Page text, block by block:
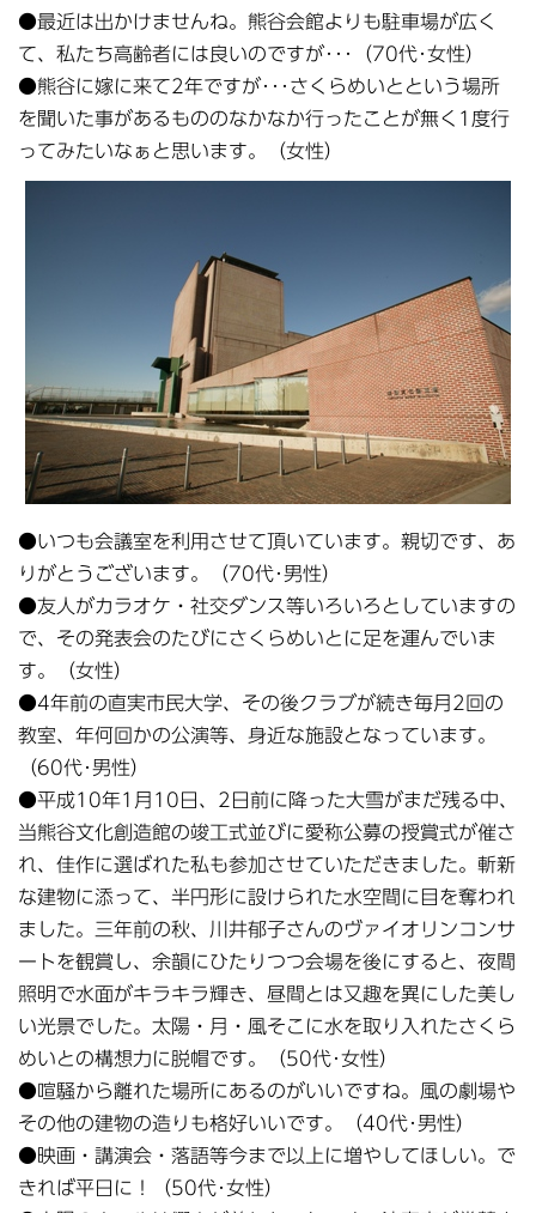
●最近は出かけませんね。熊谷会館よりも駐車場が広く
て、私たち高齢者には良いのですが･･･（70代･女性）
●熊谷に嫁に来て2年ですが･･･さくらめいとという場所
を聞いた事があるもののなかなか行ったことが無く1度行
ってみたいなぁと思います。（女性）
●いつも会議室を利用させて頂いています。親切です、あ
りがとうございます。（70代･男性）
●友人がカラオケ・社交ダンス等いろいろとしていますの
で、その発表会のたびにさくらめいとに足を運んでいま
す。（女性）
●4年前の直実市民大学、その後クラブが続き毎月2回の
教室、年何回かの公演等、身近な施設となっています。
（60代･男性）
●平成10年1月10日、2日前に降った大雪がまだ残る中、
当熊谷文化創造館の竣工式並びに愛称公募の授賞式が催さ
れ、佳作に選ばれた私も参加させていただきました。斬新
な建物に添って、半円形に設けられた水空間に目を奪われ
ました。三年前の秋、川井郁子さんのヴァイオリンコンサ
ートを観賞し、余韻にひたりつつ会場を後にすると、夜間
照明で水面がキラキラ輝き、昼間とは又趣を異にした美し
い光景でした。太陽・月・風そこに水を取り入れたさくら
めいとの構想力に脱帽です。（50代･女性）
●喧騒から離れた場所にあるのがいいですね。風の劇場や
その他の建物の造りも格好いいです。（40代･男性）
●映画・講演会・落語等今まで以上に増やしてほしい。で
きれば平日に！（50代･女性）